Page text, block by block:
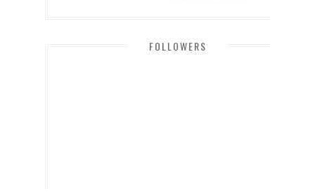
FOLLOWERS